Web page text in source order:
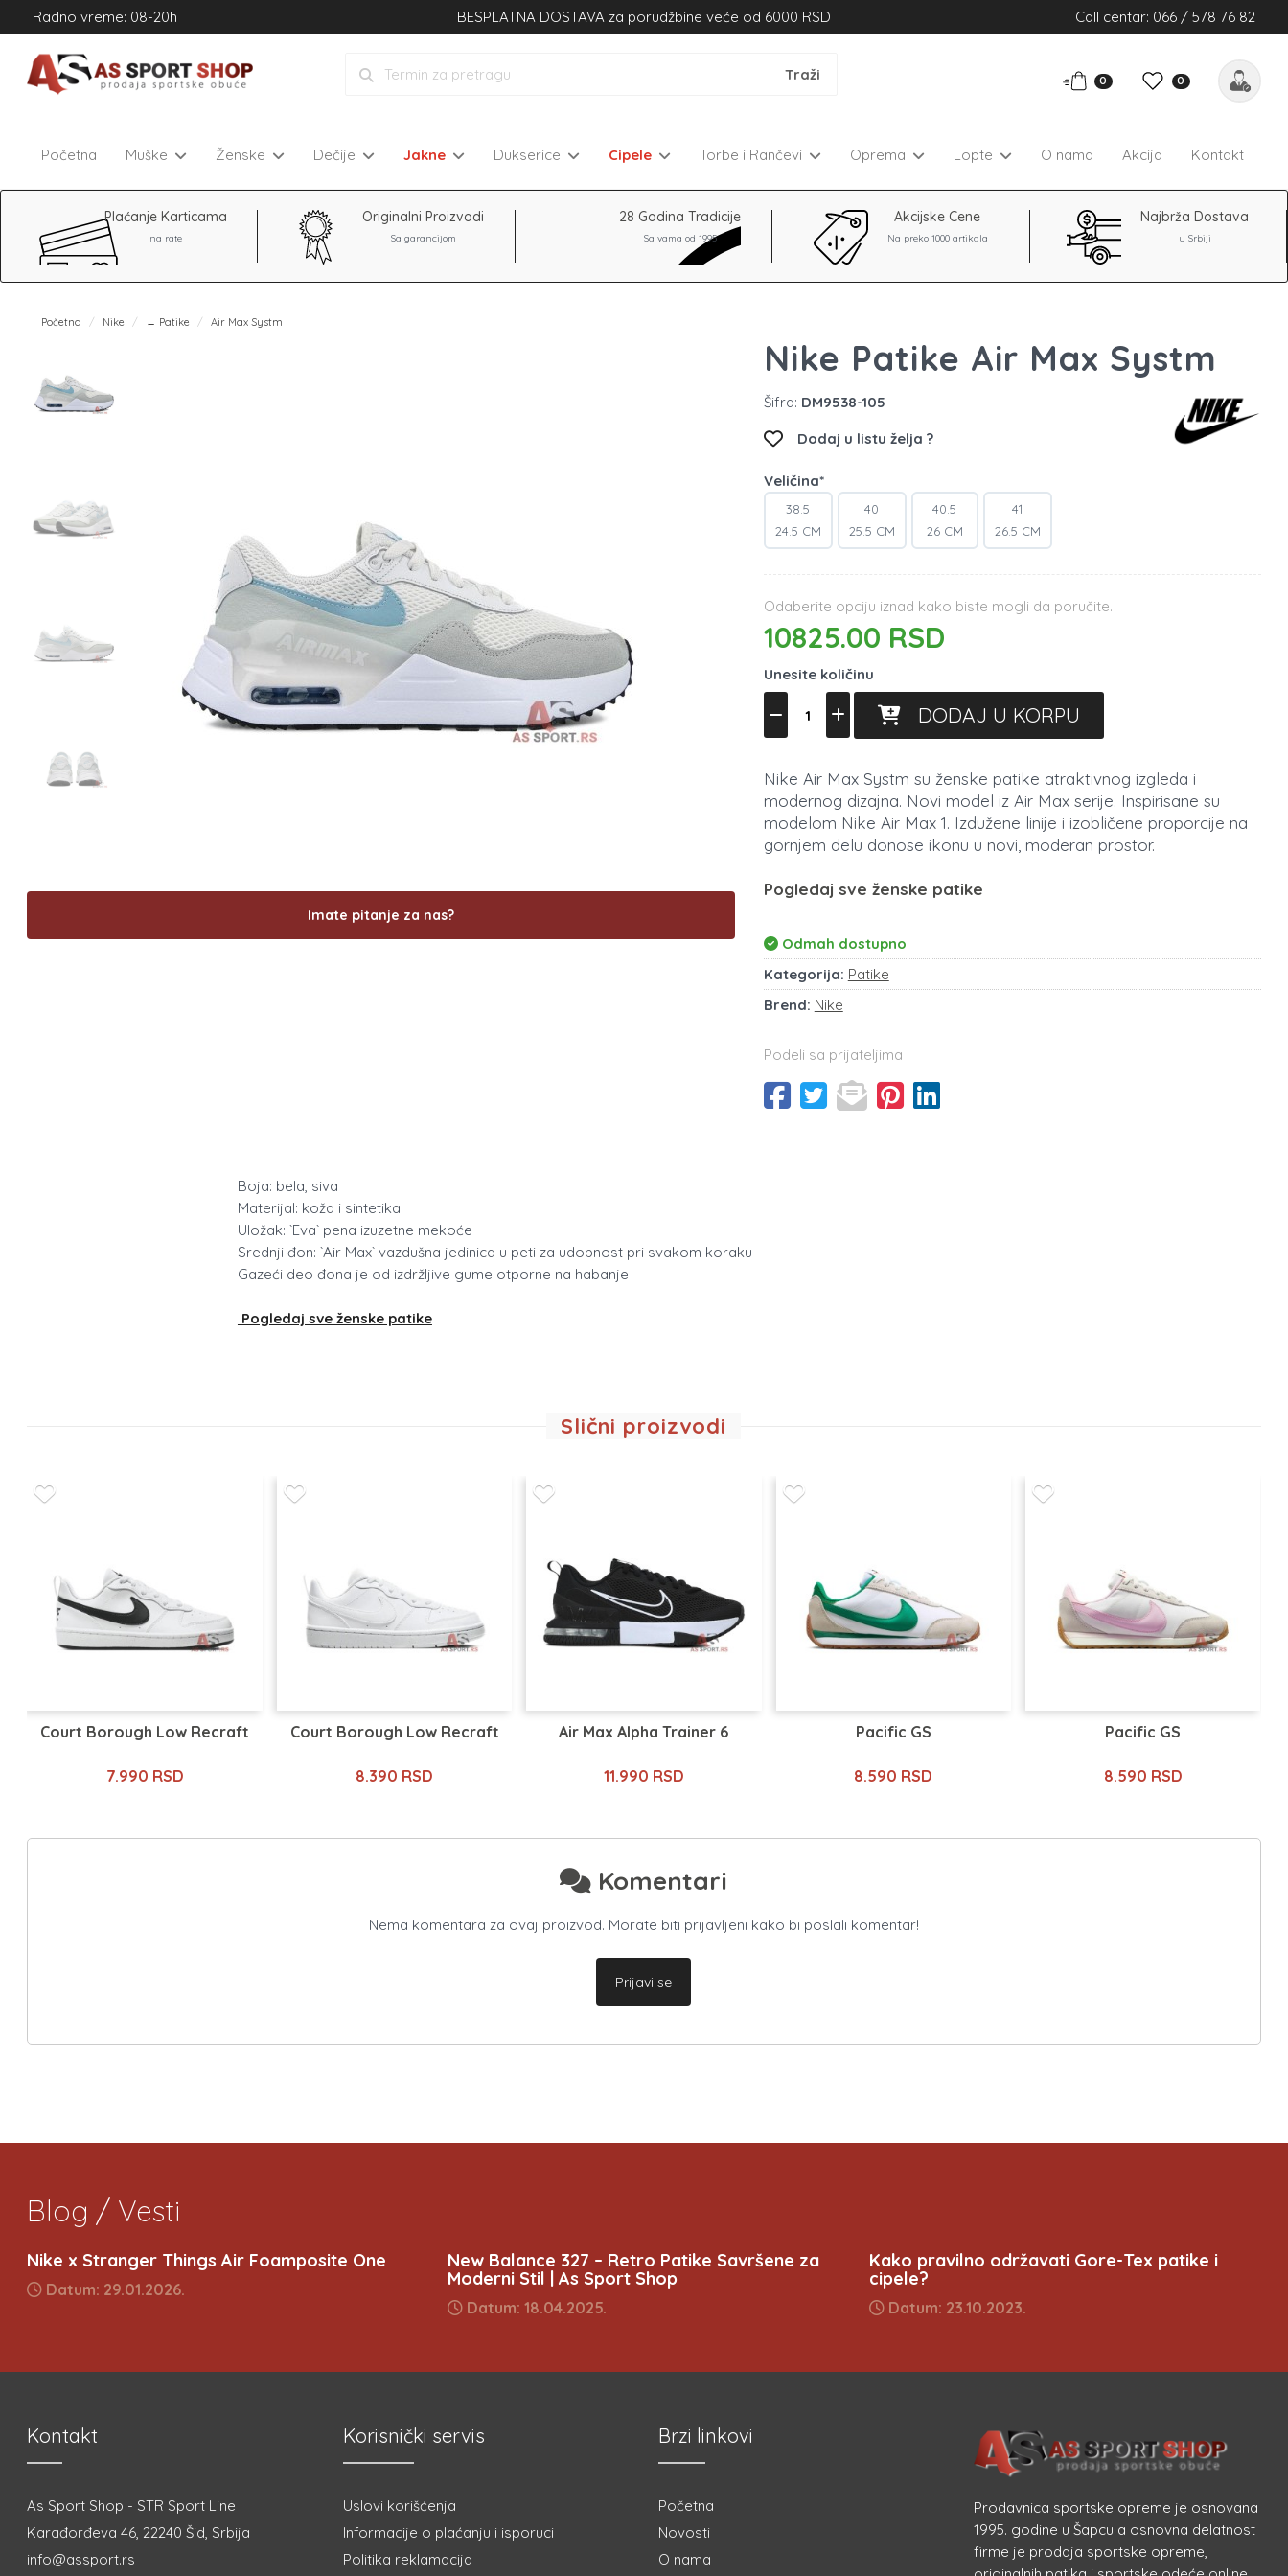
Radno vreme: 08-20h BESPLATNA DOSTAVA za porudžbine veće od 6000 RSD Call centar: 066 / 578 76 82
0 0
Početna Muške Ženske Dečije Jakne Dukserice Cipele Torbe i Rančevi Oprema Lopte O nama Akcija Kontakt
Plaćanje Karticama
na rate
Originalni Proizvodi
Sa garancijom
28 Godina Tradicije
Sa vama od 1995
Akcijske Cene
Na preko 1000 artikala
Najbrža Dostava
u Srbiji
Početna Nike ← Patike Air Max Systm
Imate pitanje za nas?
Nike Patike Air Max Systm
Šifra: DM9538-105
Dodaj u listu želja ?
Veličina*
38.5
24.5 CM
40
25.5 CM
40.5
26 CM
41
26.5 CM
Odaberite opciju iznad kako biste mogli da poručite.
10825.00 RSD
Unesite količinu
DODAJ U KORPU
Nike Air Max Systm su ženske patike atraktivnog izgleda i
modernog dizajna. Novi model iz Air Max serije. Inspirisane su
modelom Nike Air Max 1. Izdužene linije i izobličene proporcije na
gornjem delu donose ikonu u novi, moderan prostor.
Pogledaj sve ženske patike
Odmah dostupno
Kategorija: Patike
Brend: Nike
Podeli sa prijateljima
Boja: bela, siva
Materijal: koža i sintetika
Uložak: `Eva` pena izuzetne mekoće
Srednji đon: `Air Max` vazdušna jedinica u peti za udobnost pri svakom koraku
Gazeći deo đona je od izdržljive gume otporne na habanje
Pogledaj sve ženske patike
Slični proizvodi
Court Borough Low Recraft
7.990 RSD
Court Borough Low Recraft
8.390 RSD
Air Max Alpha Trainer 6
11.990 RSD
Pacific GS
8.590 RSD
Pacific GS
8.590 RSD
Komentari
Nema komentara za ovaj proizvod. Morate biti prijavljeni kako bi poslali komentar!
Prijavi se
Blog / Vesti
Nike x Stranger Things Air Foamposite One
Datum: 29.01.2026.
New Balance 327 – Retro Patike Savršene za
Moderni Stil | As Sport Shop
Datum: 18.04.2025.
Kako pravilno održavati Gore-Tex patike i
cipele?
Datum: 23.10.2023.
Kontakt
As Sport Shop - STR Sport Line
Karađorđeva 46, 22240 Šid, Srbija
info@assport.rs
Korisnički servis
Uslovi korišćenja
Informacije o plaćanju i isporuci
Politika reklamacija
Brzi linkovi
Početna
Novosti
O nama
Prodavnica sportske opreme je osnovana
1995. godine u Šapcu a osnovna delatnost
firme je prodaja sportske opreme,